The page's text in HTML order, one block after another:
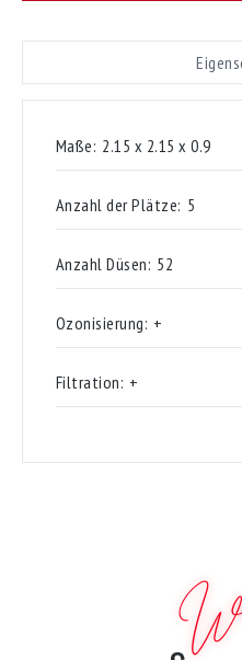
Maße: 2.15 х 2.15 х 0.9
Anzahl der Plätze: 5
Anzahl Düsen: 52
Ozonisierung: +
Filtration: +